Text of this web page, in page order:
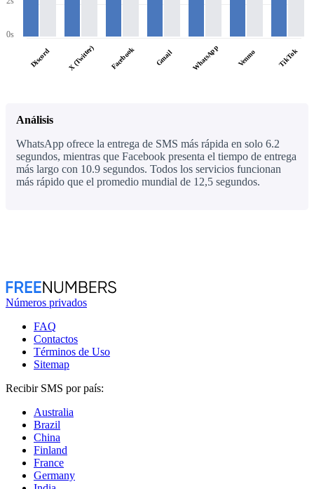
0s
Discord X (Twitter) Facebook Gmail WhatsApp Venmo TikTok
Análisis
WhatsApp ofrece la entrega de SMS más rápida en solo 6.2
segundos, mientras que Facebook presenta el tiempo de entrega
más largo con 10.9 segundos. Todos los servicios funcionan
más rápido que el promedio mundial de 12,5 segundos.
Números privados
FAQ
Contactos
Términos de Uso
Sitemap
Recibir SMS por país:
Australia
Brazil
China
Finland
France
Germany